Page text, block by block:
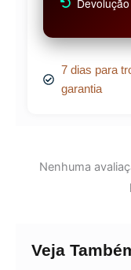
7 dias para
garantia
Nenhuma
Veja